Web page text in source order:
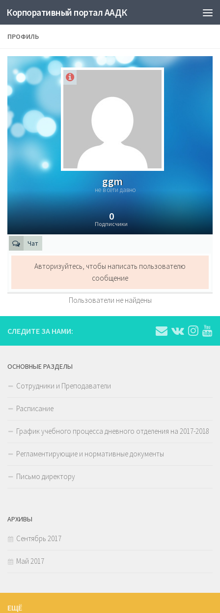
Корпоративный портал ААДК
ПРОФИЛЬ
ggm
не в сети давно
Подписчики
0
Чат
Авторизуйтесь, чтобы написать пользователю
сообщение
Пользователи не найдены
СЛЕДИТЕ ЗА НАМИ:
ОСНОВНЫЕ РАЗДЕЛЫ
Сотрудники и Преподаватели
Расписание
График учебного процесса дневного отделения на 2017-2018
Регламентирующие и нормативные документы
Письмо директору
АРХИВЫ
Сентябрь 2017
Май 2017
ЕЩЁ